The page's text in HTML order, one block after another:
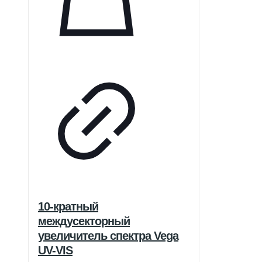
10-кратный
междусекторный
увеличитель спектра Vega
UV-VIS